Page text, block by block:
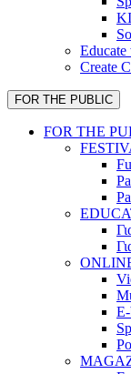
Create
FOR THE PUBLIC
FOR THE